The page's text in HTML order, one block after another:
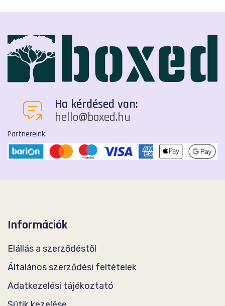
Ha kérdésed van:
hello@boxed.hu
Partnereink:
Információk
Elállás a szerződéstől
Általános szerződési feltételek
Adatkezelési tájékoztató